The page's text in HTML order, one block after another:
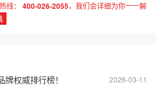
线：
400-026-2055，我们会详细为你一一解
2026-03-11
权威排行榜！